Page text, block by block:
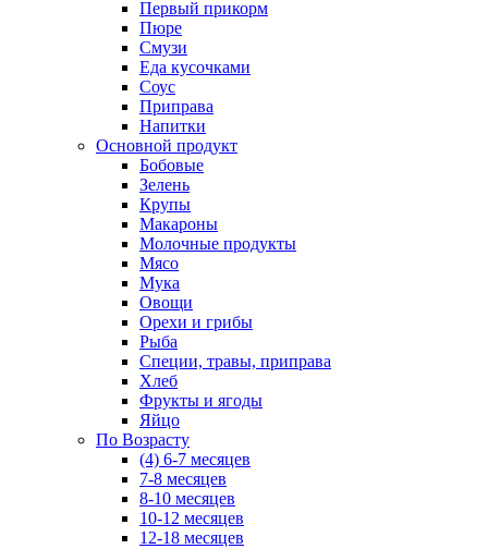
Первый прикорм
Пюре
Смузи
Еда кусочками
Соус
Приправа
Напитки
Основной продукт
Бобовые
Зелень
Крупы
Макароны
Молочные продукты
Мясо
Мука
Овощи
Орехи и грибы
Рыба
Специи, травы, приправа
Хлеб
Фрукты и ягоды
Яйцо
По Возрасту
(4) 6-7 месяцев
7-8 месяцев
8-10 месяцев
10-12 месяцев
12-18 месяцев